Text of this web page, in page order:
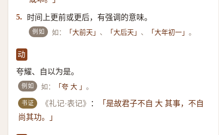
5. 时间上更前或更后，有强调的意味。
例如 如： 「大前天」 、 「大后天」 、 「大年初一」。
动
夸耀、自以为是。
例如 如： 「夸 大 」。
书证 《礼记·表记》 ：
「是故君子不自 大 其事，不自
尚其功。」